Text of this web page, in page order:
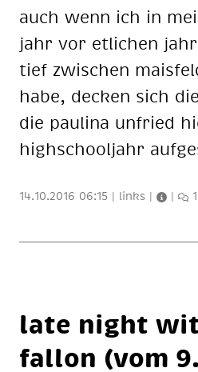
auch wenn ich in
jahr vor et­li­chen
tief zwi­schen
habe, de­cken sich
die pau­li­na un­fried
high­school­jahr
14.10.2016 06:15 | links | | 1
la­te night
fallon (vom